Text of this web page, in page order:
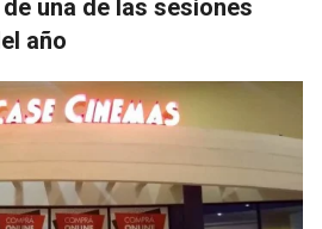
una de las sesiones
año